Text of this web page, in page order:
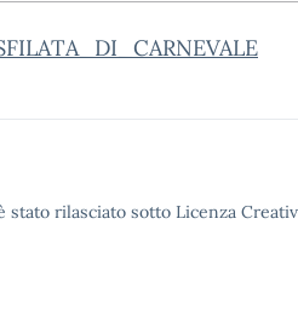
rilasciato sotto Licenza